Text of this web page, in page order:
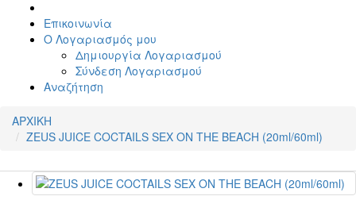
Επικοινωνία
Ο Λογαριασμός μου
Δημιουργία Λογαριασμού
Σύνδεση Λογαριασμού
Αναζήτηση
ΑΡΧΙΚΗ
ZEUS JUICE COCTAILS SEX ON THE BEACH (20ml/60ml)